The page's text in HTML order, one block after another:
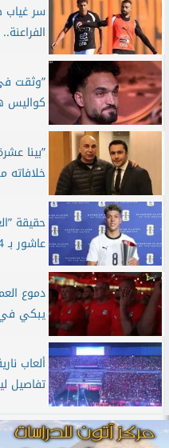
سر غياب
”وثقت
كواليس
”بينا
خلافاته
حقيقة
عاشور بـ 4 ملايين إسترليني والأهلي...
دموع
يبكي في
ألعاب
تفاصيل